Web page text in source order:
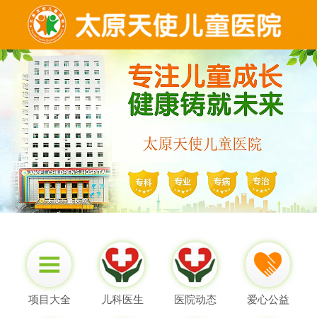
项目大全 儿科医生 医院动态 爱心公益